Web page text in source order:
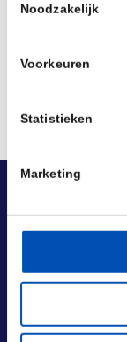
Noodzakelijk
Voorkeuren
Statistieken
Marketing